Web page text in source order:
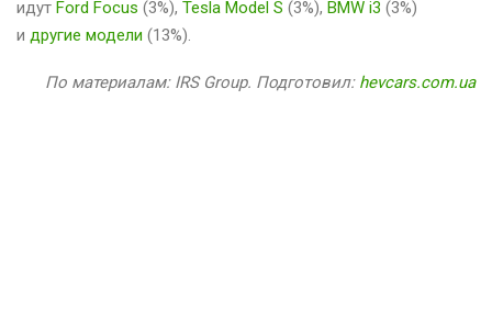
идут Ford Focus (3%), Tesla Model S (3%), BMW i3 (3%)
и другие модели (13%).
По материалам: IRS Group. Подготовил: hevcars.com.ua